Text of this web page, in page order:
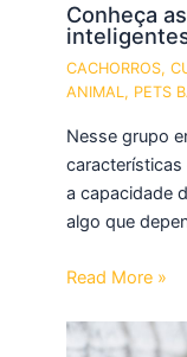
Conheça
CACHORROS,
ANIMAL, PETS
Nesse grupo
a capacidade
algo que
Read More »